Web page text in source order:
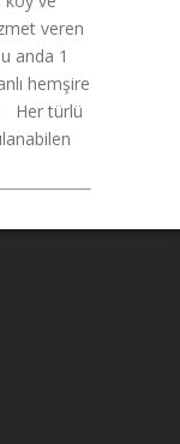
veren
anda 1
hemşire
Her türlü